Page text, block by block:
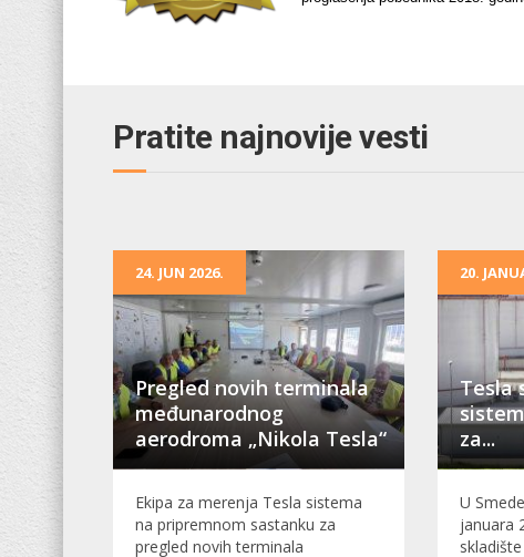
Pratite najnovije vesti
24. JUN 2026.
Pregled novih terminala
međunarodnog
aerodroma „Nikola Tesla“
Ekipa za merenja Tesla sistema
na pripremnom sastanku za
pregled novih terminala
20.
Tesla
za...
U
januara